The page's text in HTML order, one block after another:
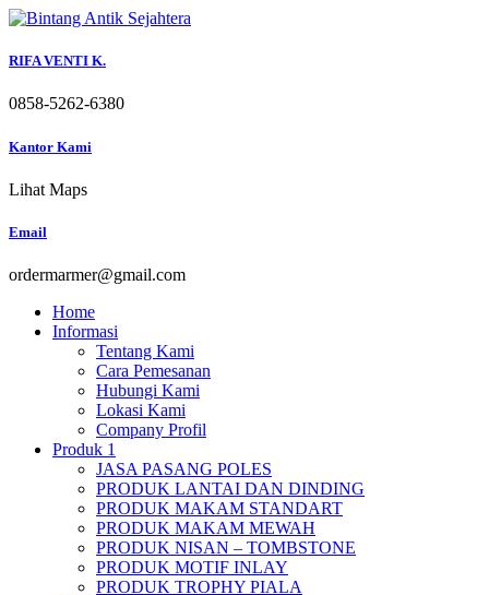
Skip
content
RIFA VENTI K.
0858-5262-6380
Kantor Kami
Lihat Maps
Email
ordermarmer@gmail.com
Home
Informasi
Tentang Kami
Cara Pemesanan
Hubungi Kami
Lokasi Kami
Company Profil
Produk 1
JASA PASANG POLES
PRODUK LANTAI DAN DINDING
PRODUK MAKAM STANDART
PRODUK MAKAM MEWAH
PRODUK NISAN – TOMBSTONE
PRODUK MOTIF INLAY
PRODUK TROPHY PIALA